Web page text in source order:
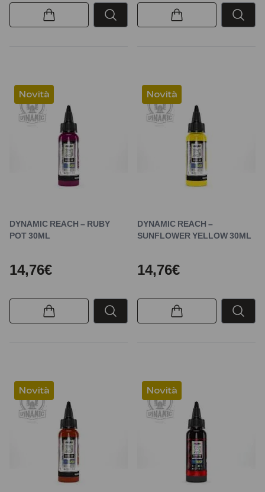
Novità
DYNAMIC REACH – RUBY
POT 30ML
14,76€
Novità
DYNAMIC REACH –
SUNFLOWER YELLOW 30ML
14,76€
Novità Novità